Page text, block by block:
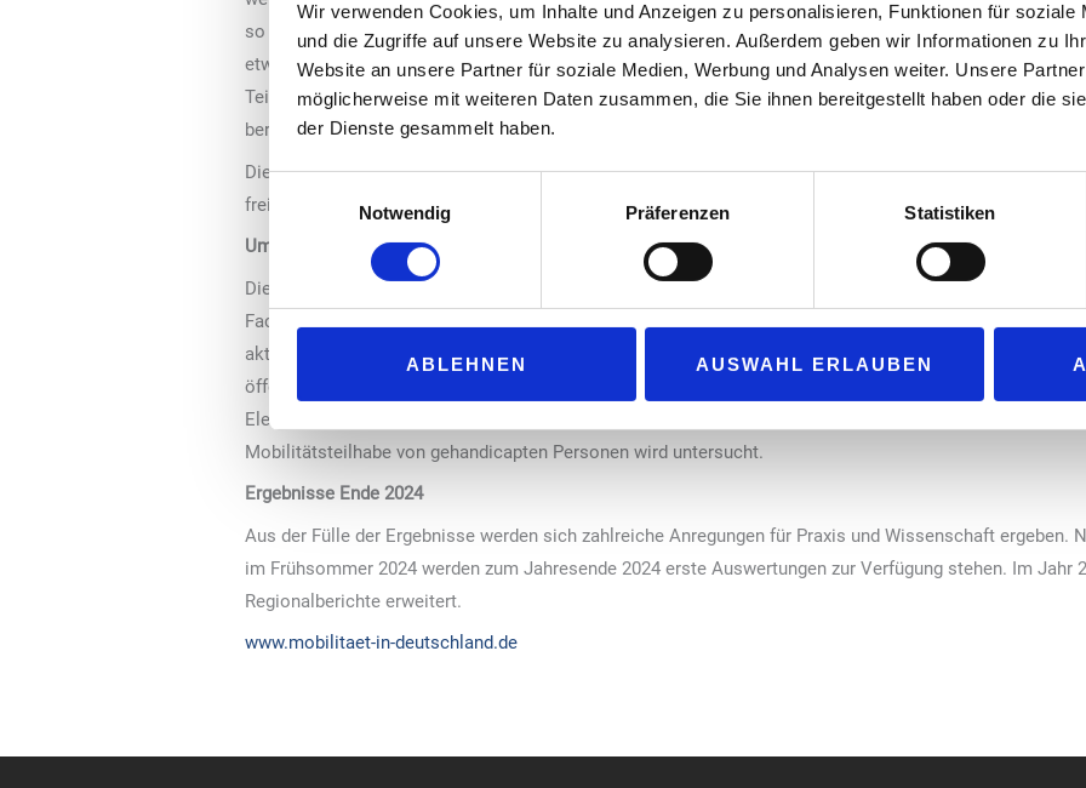
Wir verwenden Cookies, um Inhalte und Anzeigen zu personalisieren, Funktionen für soziale
und die Zugriffe auf unsere Website zu analysieren. Außerdem geben wir Informationen zu
Website an unsere Partner für soziale Medien, Werbung und Analysen weiter. Unsere
möglicherweise mit weiteren Daten zusammen, die Sie ihnen bereitgestellt haben oder die
der Dienste gesammelt haben.
Einwilligungsauswahl
Notwendig
Präferenzen Statistiken
ABLEHNEN AUSWAHL ERLAUBEN
so einfach wie möglich zu machen, ist dies schriftlich, online oder telefonisch möglich. Geschätzt
etwa 370.000 Personen erfasst. Die Berichtstage werden gleichmäßig über 365 aufeinanderfolgende
Teilnehmern vorgegeben. So werden saisonale und wochentägliche Schwankungen im
berücksichtigt. Die Auswahl der 185.000 Haushalte erfolgt nach einem Zufallsverfahren.
Die vom Bundesministerium initiierte Studie unterliegt den strengen Datenschutzbestimmungen für die
freiwillig und die Angaben der Befragten werden ausschließlich anonymisiert genutzt.
Umfassende Inhalte zum Fuß- und Radverkehr, dem ÖPNV und dem Autoverkehr sowie den
Die Daten dienen der bundesweiten wie regionalen Verkehrsplanung. Darüber hinaus werden sie wie
Fachwissenschaft zur Verfügung gestellt. Die Studie befasst sich neben der aktuellen Erfassung der
aktuellen Themen rund um den Verkehr. Dazu zählen Homeoffice-Wirkungen, Anforderungen im Fuß-
öffentlichen Verkehr wie etwa durch das Deutschlandticket. Ebenso dazu gehören Trends im
Elektrofahrzeugen. Nicht zuletzt befasst sich die MiD mit Umweltwirkungen und unserem CO2-
Mobilitätsteilhabe von gehandicapten Personen wird untersucht.
Ergebnisse Ende 2024
Aus der Fülle der Ergebnisse werden sich zahlreiche Anregungen für Praxis und Wissenschaft ergeben.
im Frühsommer 2024 werden zum Jahresende 2024 erste Auswertungen zur Verfügung stehen. Im Jahr
Regionalberichte erweitert.
www.mobilitaet-in-deutschland.de